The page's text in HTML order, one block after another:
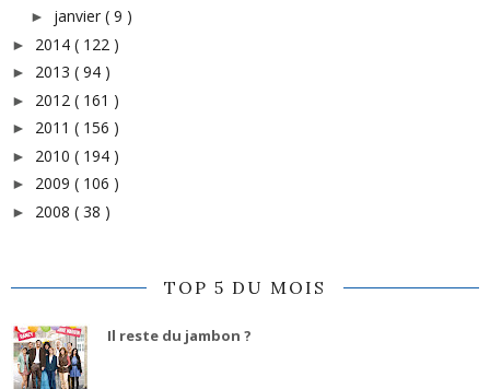
► janvier ( 9 )
► 2014 ( 122 )
► 2013 ( 94 )
► 2012 ( 161 )
► 2011 ( 156 )
► 2010 ( 194 )
► 2009 ( 106 )
► 2008 ( 38 )
TOP 5 DU MOIS
Il reste du jambon ?